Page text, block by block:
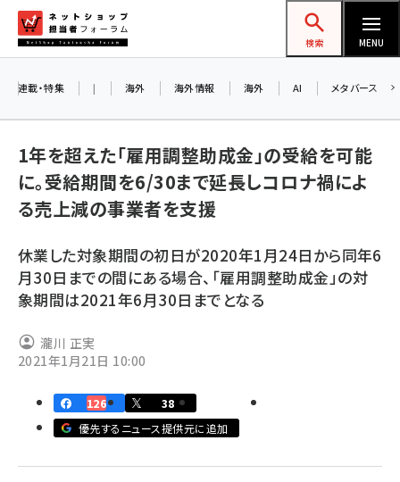
ン
ネットショップ担当者フォーラム
検索 MENU
amazon (2249)
楽天 (1871)
ecbeing (1207)
アスクル (1119)
base (1077)
ビィ・フォアード (773)
revico (740)
連載・特集 | 海外 海外情報 海外 AI メタバース
1年を超えた「雇用調整助成金」の受給を可能
に。受給期間を6/30まで延長しコロナ禍によ
る売上減の事業者を支援
休業した対象期間の初日が2020年1月24日から同年6
月30日までの間にある場合、「雇用調整助成金」の対
象期間は2021年6月30日までとなる
瀧川 正実
2021年1月21日 10:00
126
38
優先するニュース提供元に追加
お知ら
AIが
アル
交流